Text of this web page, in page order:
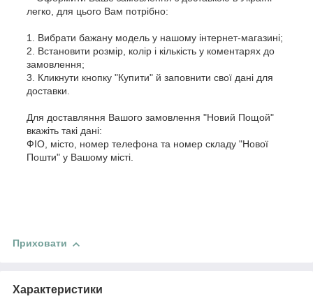
легко, для цього Вам потрібно:
1. Вибрати бажану модель у нашому інтернет-магазині;
2. Встановити розмір, колір і кількість у коментарях до
замовлення;
3. Кликнути кнопку "Купити" й заповнити свої дані для
доставки.
Для доставляння Вашого замовлення "Новий Пощой"
вкажіть такі дані:
ФІО, місто, номер телефона та номер складу "Нової
Пошти" у Вашому місті.
Приховати
Характеристики